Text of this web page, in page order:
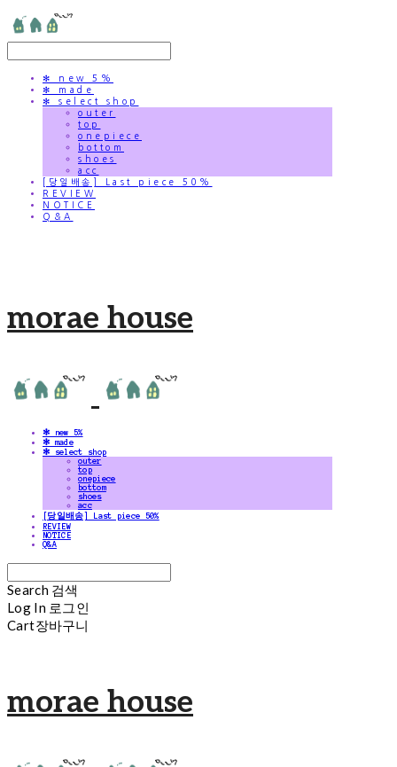
✻ new 5%
✻ made
✻ select shop
outer
top
onepiece
bottom
shoes
acc
[당일배송] Last piece 50%
REVIEW
NOTICE
Q&A
morae house
✻ new 5%
✻ made
✻ select shop
outer
top
onepiece
bottom
shoes
acc
[당일배송] Last piece 50%
REVIEW
NOTICE
Q&A
Search 검색
Log In 로그인
Cart장바구니
morae house